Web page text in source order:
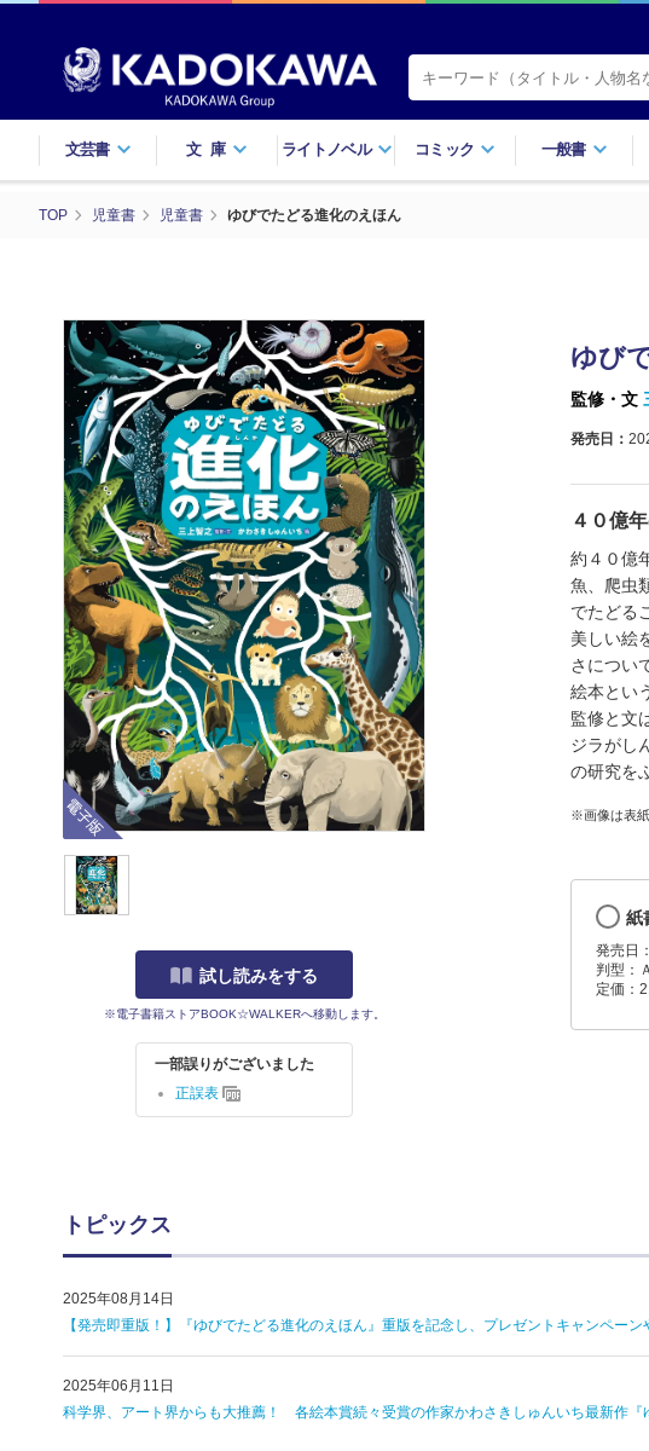
文芸書 文庫 ライトノベル コミック 一般書
TOP 児童書 児童書 ゆびでたどる進化のえほん
電子版
試し読みをする
※電子書籍ストアBOOK☆WALKERへ移動します。
一部誤りがございました
正誤表
ゆび
監修・文
発売日：
４０億
約４０億
魚、爬虫
でたどる
美しい絵
さについ
絵本とい
監修と文
ジラがし
の研究を
※画像は表紙
紙
発売日
判型：
定価：
トピックス
2025年08月14日
【発売即重版！】『ゆびでたどる進化のえほん』重版を記念し、プレゼントキャンペー
2025年06月11日
科学界、アート界からも大推薦！ 各絵本賞続々受賞の作家かわさきしゅんいち最新作『